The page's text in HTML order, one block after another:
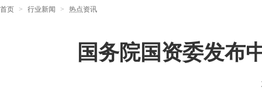
首页 > 行业新闻 > 热点资讯
国务院国资委发布